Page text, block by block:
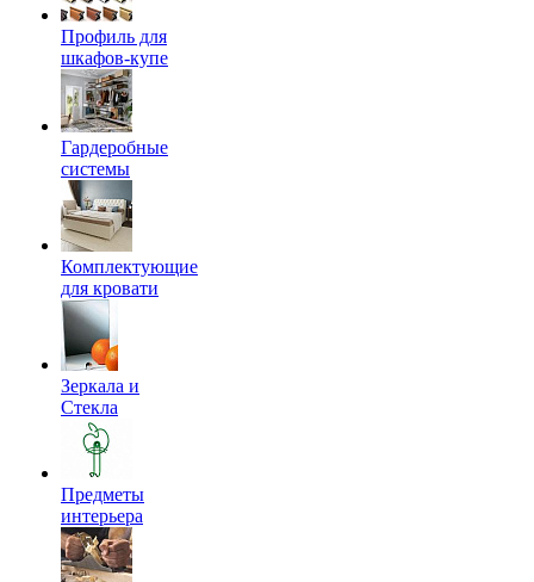
Профиль для
шкафов-купе
Гардеробные
системы
Комплектующие
для кровати
Зеркала и
Стекла
Предметы
интерьера